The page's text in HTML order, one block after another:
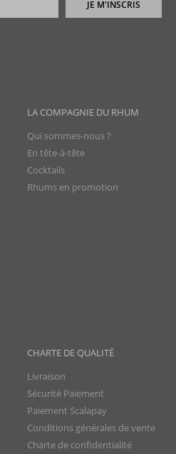
JE M'INSCRIS
LA COMPAGNIE DU RHUM
Qui sommes-nous ?
En tête-à-tête
Cocktails
Rhums en promotion
CHARTE DE QUALITÉ
Livraison
Sécurité Paiement
Paiement Scalapay
Conditions générales de vente
Charte de confidentialité